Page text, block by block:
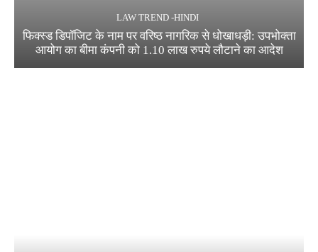
LAW TREND -HINDI
फिक्स्ड डिपॉजिट के नाम पर वरिष्ठ नागरिक से धोखाधड़ी: उपभोक्ता
आयोग का बीमा कंपनी को 1.10 लाख रुपये लौटाने का आदेश